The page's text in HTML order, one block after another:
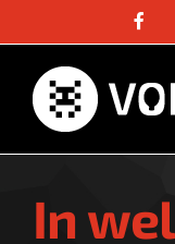
content
In